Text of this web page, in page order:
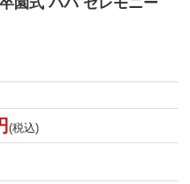
園式 パパ セレモニー
(税込)